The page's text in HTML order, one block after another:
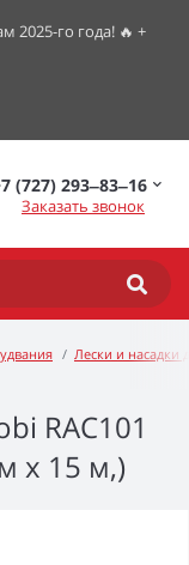
2025-го года! 🔥 +
(727) 293‒83‒16
Заказать звонок
Лески и насадки
RAC101
х 15 м,)